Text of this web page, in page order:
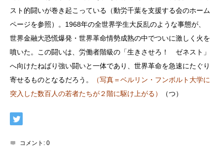
スト的闘いが巻き起こっている（動労千葉を支援する会のホーム
ページを参照）。1968年の全世界学生大反乱のような事態が、
世界金融大恐慌爆発・世界革命情勢成熟の中でついに激しく火を
噴いた。この闘いは、労働者階級の「生きさせろ！ ゼネスト」
へ向けたねばり強い闘いと一体であり、世界革命を急速にたぐり
寄せるものとなるだろう。
（写真＝ベルリン・フンボルト大学に
突入した数百人の若者たちが２階に駆け上がる）
（つ）
コメント: 0